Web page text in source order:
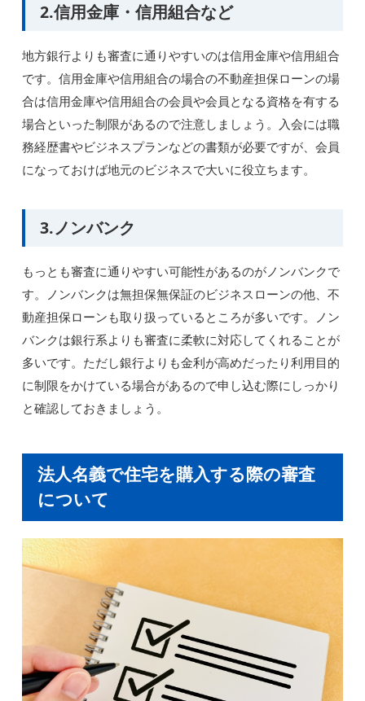
2.信用金庫・信用組合など
地方銀行よりも審査に通りやすいのは信用金庫や信用組合
です。信用金庫や信用組合の場合の不動産担保ローンの場
合は信用金庫や信用組合の会員や会員となる資格を有する
場合といった制限があるので注意しましょう。入会には職
務経歴書やビジネスプランなどの書類が必要ですが、会員
になっておけば地元のビジネスで大いに役立ちます。
3.ノンバンク
もっとも審査に通りやすい可能性があるのがノンバンクで
す。ノンバンクは無担保無保証のビジネスローンの他、不
動産担保ローンも取り扱っているところが多いです。ノン
バンクは銀行系よりも審査に柔軟に対応してくれることが
多いです。ただし銀行よりも金利が高めだったり利用目的
に制限をかけている場合があるので申し込む際にしっかり
と確認しておきましょう。
法人名義で住宅を購入する際の審査
について